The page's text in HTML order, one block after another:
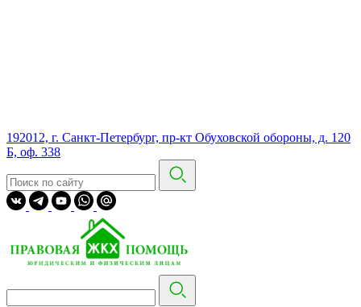
192012, г. Санкт-Петербург, пр-кт Обуховской обороны, д. 120
Б, оф. 338